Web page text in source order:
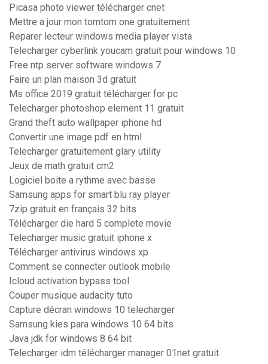
Picasa photo viewer télécharger cnet
Mettre a jour mon tomtom one gratuitement
Reparer lecteur windows media player vista
Telecharger cyberlink youcam gratuit pour windows 10
Free ntp server software windows 7
Faire un plan maison 3d gratuit
Ms office 2019 gratuit télécharger for pc
Telecharger photoshop element 11 gratuit
Grand theft auto wallpaper iphone hd
Convertir une image pdf en html
Telecharger gratuitement glary utility
Jeux de math gratuit cm2
Logiciel boite a rythme avec basse
Samsung apps for smart blu ray player
7zip gratuit en français 32 bits
Télécharger die hard 5 complete movie
Telecharger music gratuit iphone x
Télécharger antivirus windows xp
Comment se connecter outlook mobile
Icloud activation bypass tool
Couper musique audacity tuto
Capture décran windows 10 telecharger
Samsung kies para windows 10 64 bits
Java jdk for windows 8 64 bit
Telecharger idm télécharger manager 01net gratuit